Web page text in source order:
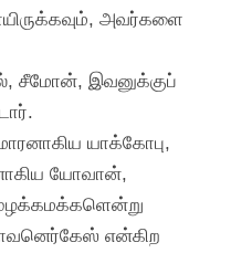
அவர்களை
சீமோன், இவனுக்குப்
யாக்கோபு,
யோவான்,
என்கிற